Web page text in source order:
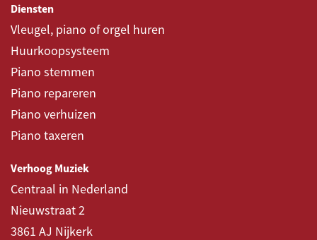
Diensten
Vleugel, piano of orgel huren
Huurkoopsysteem
Piano stemmen
Piano repareren
Piano verhuizen
Piano taxeren
Verhoog Muziek
Centraal in Nederland
Nieuwstraat 2
3861 AJ Nijkerk